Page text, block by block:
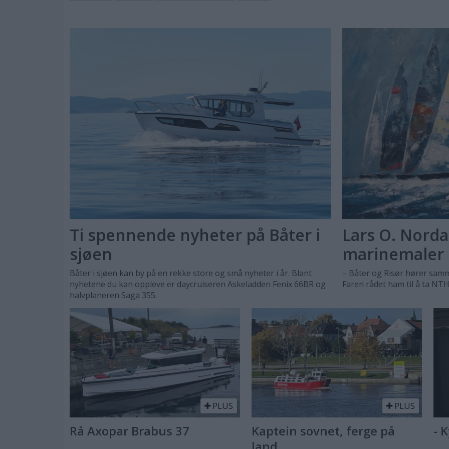
Ti spennende nyheter på Båter i
sjøen
Båter i sjøen kan by på en rekke store og små nyheter i år. Blant
nyhetene du kan oppleve er daycruiseren Askeladden Fenix 66BR og
halvplaneren Saga 355.
Lars O.
marinemaler
– Båter og Risør hører
Faren rådet ham til å ta
PLUS
Rå Axopar Brabus 37
PLUS
Kaptein sovnet, ferge på
-